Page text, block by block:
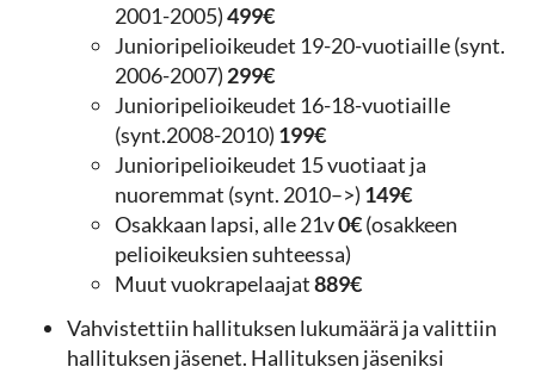
2001-2005)499€
Junioripelioikeudet 19-20-vuotiaille (synt.
2006-2007) 299€
Junioripelioikeudet 16-18-vuotiaille
(synt.2008-2010) 199€
Junioripelioikeudet 15 vuotiaat ja
nuoremmat (synt. 2010–>) 149€
Osakkaan lapsi, alle 21v0€(osakkeen
pelioikeuksien suhteessa)
Muut vuokrapelaajat889€
Vahvistettiin hallituksen lukumäärä ja valittiin
hallituksen jäsenet. Hallituksen jäseniksi